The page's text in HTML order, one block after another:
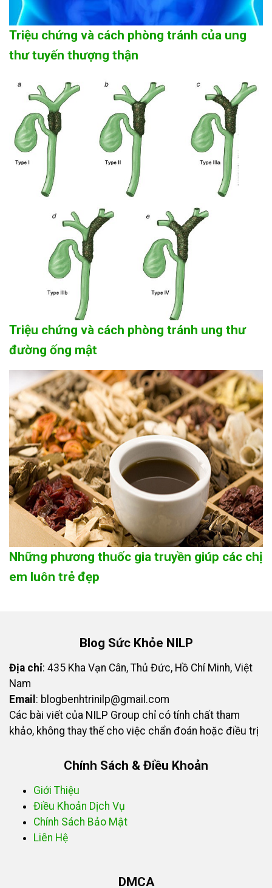
Triệu chứng và cách phòng tránh của ung
thư tuyến thượng thận
Triệu chứng và cách phòng tránh ung thư
đường ống mật
Những phương thuốc gia truyền giúp các chị
em luôn trẻ đẹp
Blog Sức Khỏe NILP
Địa chỉ: 435 Kha Vạn Cân, Thủ Đức, Hồ Chí Minh, Việt
Nam
Email : blogbenhtrinilp@gmail.com
Các bài viết của NILP Group chỉ có tính chất tham
khảo, không thay thế cho việc chẩn đoán hoặc điều trị
Chính Sách & Điều Khoản
Giới Thiệu
Điều Khoản Dịch Vụ
Chính Sách Bảo Mật
Liên Hệ
DMCA